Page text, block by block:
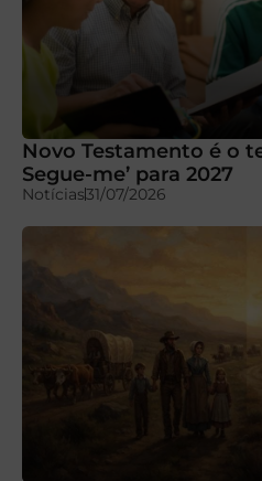
Novo Testamento é o
Segue-me’ para 2027
Notícias31/07/2026